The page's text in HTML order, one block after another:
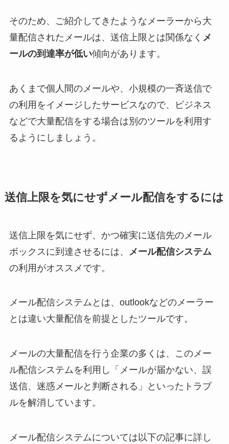
そのため、ご紹介してきたようなメーラーから大
量配信されたメールは、送信上限とは関係なく メ
ールの到達率が低い傾向があります。
あくまで個人間のメールや、小規模の一斉送信で
の利用をイメージしたサービスなので、ビジネス
などで大量配信をする場合は別のツールを利用す
るようにしましょう。
送信上限を気にせずメール配信をするには
送信上限を気にせず、かつ確実に送信先のメール
ボックスに到達させるには、
メール配信システム
の利用がオススメです。
メール配信システムとは、outlookなどのメーラー
とは違い大量配信を前提としたツールです。
メールの大量配信を行う企業の多くは、このメー
ル配信システムを利用し「メールが届かない、誤
送信、迷惑メールと判断される」といったトラブ
ルを解消しています。
メール配信システムについては以下の記事に詳し